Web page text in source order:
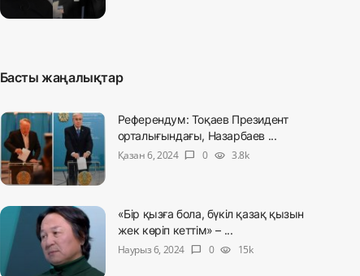
Басты жаңалықтар
Референдум: Тоқаев Президент
орталығындағы, Назарбаев ...
Қазан 6, 2024 chat_bubble 0 visibility 3.8k
«Бір қызға бола, бүкіл қазақ қызын
жек көріп кеттім» – ...
Наурыз 6, 2024
chat_bubble 0 visibility 15k